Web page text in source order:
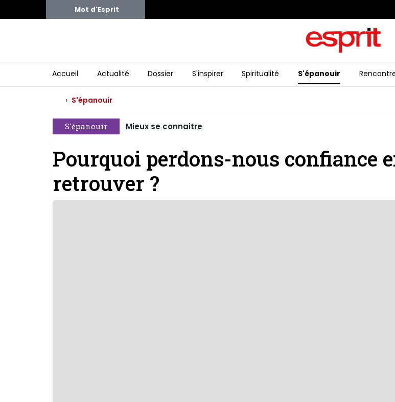
Mot d'Esprit
Accueil Actualité Dossier S'inspirer Spiritualité S'épanouir
S'épanouir
S'épanouir Mieux se connaitre
Pourquoi perdons-nous confiance
retrouver ?